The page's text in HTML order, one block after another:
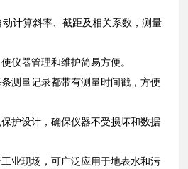
计算斜率、截距及相关系数，测量
仪器管理和维护简易方便。
测量记录都带有测量时间戳，方便
护设计，确保仪器不受损坏和数据
业现场，可广泛应用于地表水和污